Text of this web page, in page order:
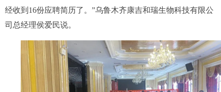
经收到16份应聘简历了。”乌鲁木齐康吉和瑞生物科技有限公
司总经理侯爱民说。